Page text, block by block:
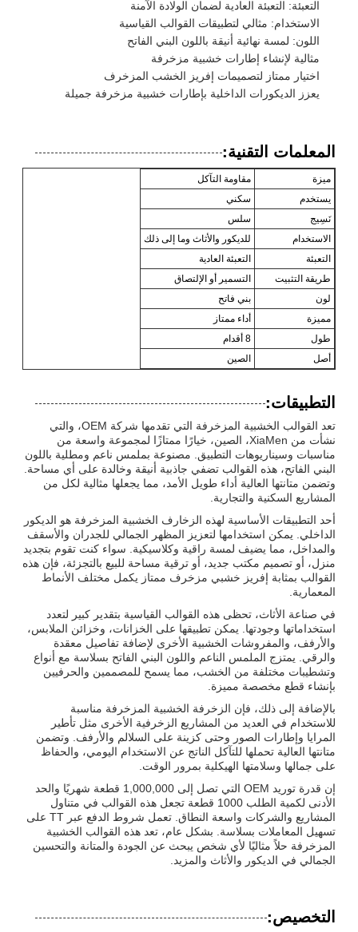
التعبئة: التعبئة العادية لضمان الولادة الآمنة
الاستخدام: مثالي لتطبيقات القوالب القياسية
اللون: لمسة نهائية أنيقة باللون البني الفاتح
مثالية لإنشاء إطارات خشبية مزخرفة
اختيار ممتاز لتصميمات إفريز الخشب المزخرف
يعزز الديكورات الداخلية بإطارات خشبية مزخرفة جميلة
المعلمات التقنية:
ميزة
مقاومة التآكل
يستخدم
سكني
نَسِيج
سلس
الاستخدام
للديكور والأثاث وما إلى ذلك
التعبئة
التعبئة العادية
طريقة التثبيت
التسمير أو الإلتصاق
لون
بني فاتح
مميزة
أداء ممتاز
طول
8 أقدام
أصل
الصين
التطبيقات:
تعد القوالب الخشبية المزخرفة التي تقدمها شركة OEM، والتي
نشأت من XiaMen، الصين، خيارًا ممتازًا لمجموعة واسعة من
مناسبات وسيناريوهات التطبيق. مصنوعة بملمس ناعم ومطلية باللون
البني الفاتح، هذه القوالب تضفي جاذبية أنيقة وخالدة على أي مساحة.
وتضمن متانتها العالية أداء طويل الأمد، مما يجعلها مثالية لكل من
المشاريع السكنية والتجارية.
أحد التطبيقات الأساسية لهذه الزخارف الخشبية المزخرفة هو الديكور
الداخلي. يمكن استخدامها لتعزيز المظهر الجمالي للجدران والأسقف
والمداخل، مما يضيف لمسة راقية وكلاسيكية. سواء كنت تقوم بتجديد
منزل، أو تصميم مكتب جديد، أو ترقية مساحة للبيع بالتجزئة، فإن هذه
القوالب بمثابة إفريز خشبي مزخرف ممتاز يكمل مختلف الأنماط
المعمارية.
في صناعة الأثاث، تحظى هذه القوالب القياسية بتقدير كبير لتعدد
استخداماتها وجودتها. يمكن تطبيقها على الخزانات، وخزائن الملابس،
والأرفف، والمفروشات الخشبية الأخرى لإضافة تفاصيل معقدة
والرقي. يمتزج الملمس الناعم واللون البني الفاتح بسلاسة مع أنواع
وتشطيبات مختلفة من الخشب، مما يسمح للمصممين والحرفيين
بإنشاء قطع مخصصة مميزة.
بالإضافة إلى ذلك، فإن الزخرفة الخشبية المزخرفة مناسبة
للاستخدام في العديد من المشاريع الزخرفية الأخرى مثل تأطير
المرايا وإطارات الصور وحتى كزينة على السلالم والأرفف. وتضمن
متانتها العالية تحملها للتآكل الناتج عن الاستخدام اليومي، والحفاظ
على جمالها وسلامتها الهيكلية بمرور الوقت.
إن قدرة توريد OEM التي تصل إلى 1,000,000 قطعة شهريًا والحد
الأدنى لكمية الطلب 1000 قطعة تجعل هذه القوالب في متناول
المشاريع والشركات واسعة النطاق. تعمل شروط الدفع عبر TT على
تسهيل المعاملات بسلاسة. بشكل عام، تعد هذه القوالب الخشبية
المزخرفة حلاً مثاليًا لأي شخص يبحث عن الجودة والمتانة والتحسين
الجمالي في الديكور والأثاث والمزيد.
التخصيص: